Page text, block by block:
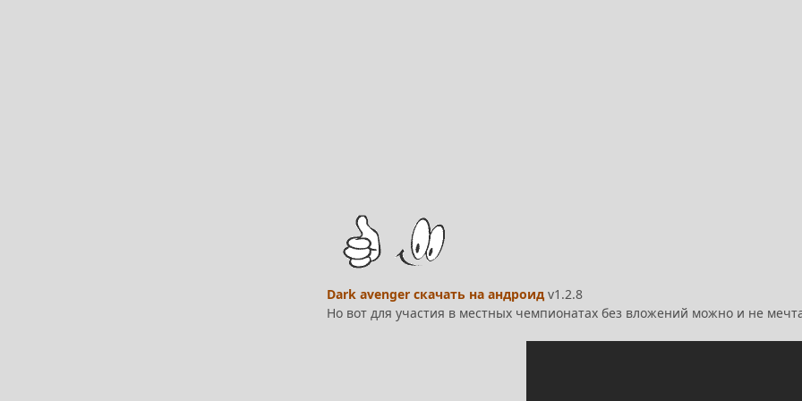
Dark avenger скачать на андроид v1.2.8
Но вот для участия в местных чемпионатах без вложений можно и не